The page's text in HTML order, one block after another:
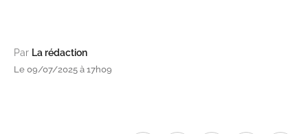
Par La rédaction
Le 09/07/2025 à 17h09